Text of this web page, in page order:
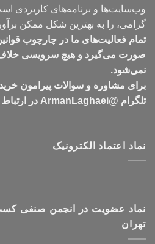
وب‌سایت‌ها و برنامه‌های کاربردی
گرامی، را به بهترین شکل ممکن
تمام فعالیت‌های ما در چارچوب
صورت می‌گیرد و هیچ سرویسی خلاف
نمی‌شود.
برای مشاوره و سوالات پیرامون خرید
تلگرام @ArmanLaghaei در ارتباط باشید.
نماد اعتماد الکترونیک
نماد عضویت در انجمن صنفی کسب
تهران